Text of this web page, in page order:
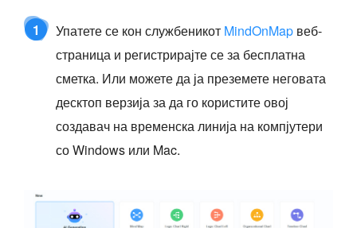
1 Упатете се кон службеникот MindOnMap веб-
страница и регистрирајте се за бесплатна
сметка. Или можете да ја преземете неговата
десктоп верзија за да го користите овој
создавач на временска линија на компјутери
со Windows или Mac.